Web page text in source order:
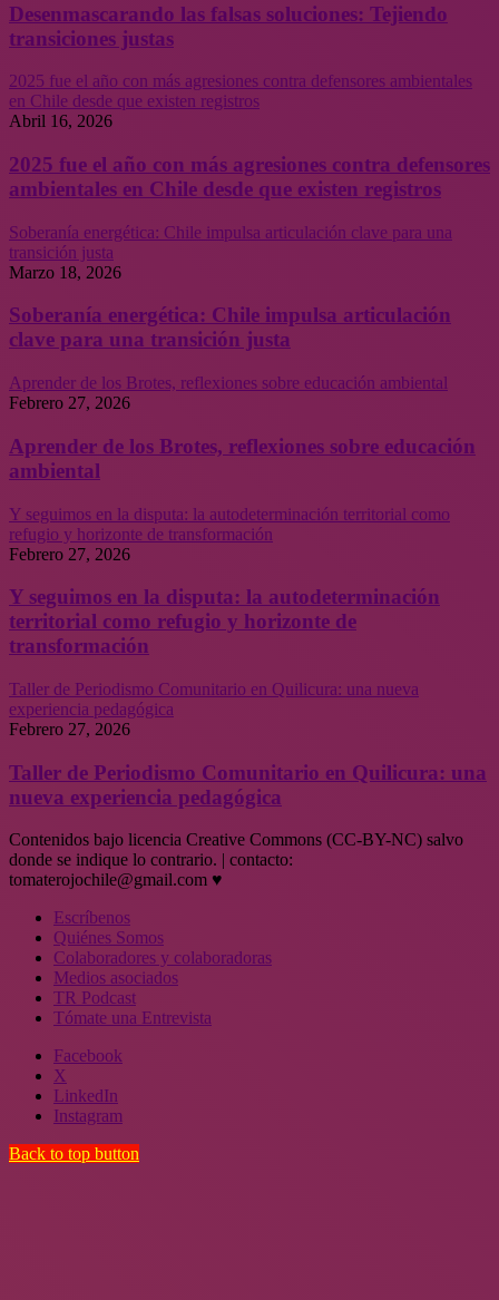
Desenmascarando las falsas soluciones: Tejiendo
transiciones justas
2025 fue el año con más agresiones contra defensores ambientales
en Chile desde que existen registros
Abril 16, 2026
2025 fue el año con más agresiones contra defensores
ambientales en Chile desde que existen registros
Soberanía energética: Chile impulsa articulación clave para una
transición justa
Marzo 18, 2026
Soberanía energética: Chile impulsa articulación
clave para una transición justa
Aprender de los Brotes, reflexiones sobre educación ambiental
Febrero 27, 2026
Aprender de los Brotes, reflexiones sobre educación
ambiental
Y seguimos en la disputa: la autodeterminación territorial como
refugio y horizonte de transformación
Febrero 27, 2026
Y seguimos en la disputa: la autodeterminación
territorial como refugio y horizonte de
transformación
Taller de Periodismo Comunitario en Quilicura: una nueva
experiencia pedagógica
Febrero 27, 2026
Taller de Periodismo Comunitario en Quilicura: una
nueva experiencia pedagógica
Contenidos bajo licencia Creative Commons (CC-BY-NC) salvo
donde se indique lo contrario. | contacto:
tomaterojochile@gmail.com ♥
Escríbenos
Quiénes Somos
Colaboradores y colaboradoras
Medios asociados
TR Podcast
Tómate una Entrevista
Facebook
X
LinkedIn
Instagram
Back to top button